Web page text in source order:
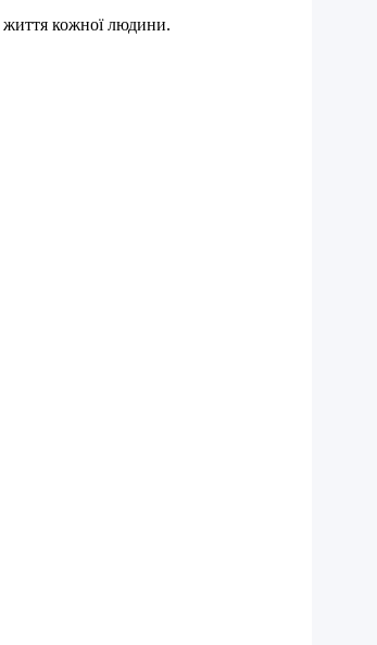
життя кожної людини.